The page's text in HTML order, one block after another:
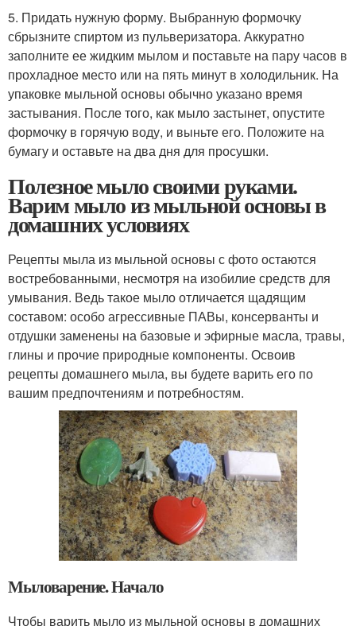
5. Придать нужную форму. Выбранную формочку
сбрызните спиртом из пульверизатора. Аккуратно
заполните ее жидким мылом и поставьте на пару часов в
прохладное место или на пять минут в холодильник. На
упаковке мыльной основы обычно указано время
застывания. После того, как мыло застынет, опустите
формочку в горячую воду, и выньте его. Положите на
бумагу и оставьте на два дня для просушки.
Полезное мыло своими руками.
Варим мыло из мыльной основы в
домашних условиях
Рецепты мыла из мыльной основы с фото остаются
востребованными, несмотря на изобилие средств для
умывания. Ведь такое мыло отличается щадящим
составом: особо агрессивные ПАВы, консерванты и
отдушки заменены на базовые и эфирные масла, травы,
глины и прочие природные компоненты. Освоив
рецепты домашнего мыла, вы будете варить его по
вашим предпочтениям и потребностям.
Мыловарение. Начало
Чтобы варить мыло из мыльной основы в домашних